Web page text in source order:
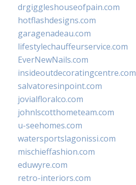
drgiggleshouseofpain.com
hotflashdesigns.com
garagenadeau.com
lifestylechauffeurservice.com
EverNewNails.com
insideoutdecoratingcentre.com
salvatoresinpoint.com
jovialfloralco.com
johnlscotthometeam.com
u-seehomes.com
watersportslagonissi.com
mischieffashion.com
eduwyre.com
retro-interiors.com